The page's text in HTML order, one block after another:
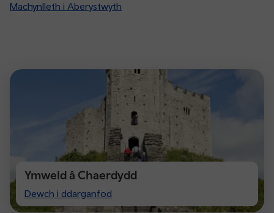
Machynlleth i Aberystwyth
Ymweld â Chaerdydd
Dewch i ddarganfod
Visit
Cardiff